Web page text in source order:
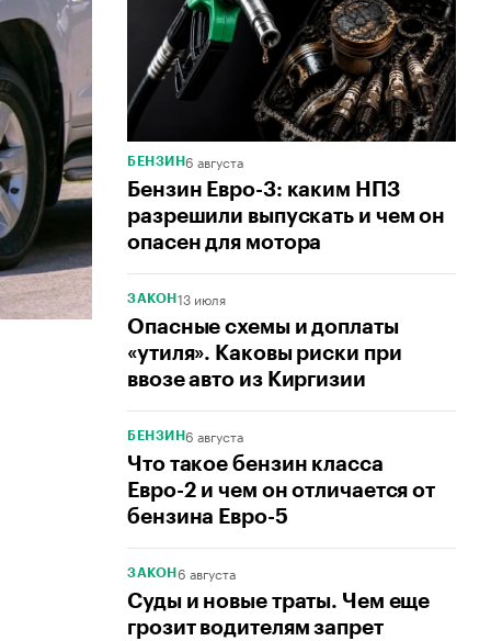
БЕНЗИН6 августа
Бензин Евро-3: каким НПЗ
разрешили выпускать и чем он
опасен для мотора
ЗАКОН 13 июля
Опасные схемы и доплаты
«утиля». Каковы риски при
ввозе авто из Киргизии
БЕНЗИН6 августа
Что такое бензин класса
Евро-2 и чем он отличается от
бензина Евро-5
ЗАКОН 6 августа
Суды и новые траты. Чем еще
грозит водителям запрет